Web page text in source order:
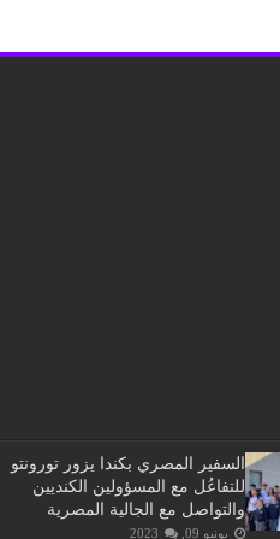
السفير المصري بكندا يزور تورونتو
للتفاعُل مع المسؤولين الكنديين
والتواصل مع الجالية المصرية
يونيو 09, 2023